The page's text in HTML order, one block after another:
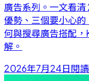
廣告系列。一文看
優勢、三個要小心
何與搜尋廣告搭配
解。
2026年7月24日閱讀